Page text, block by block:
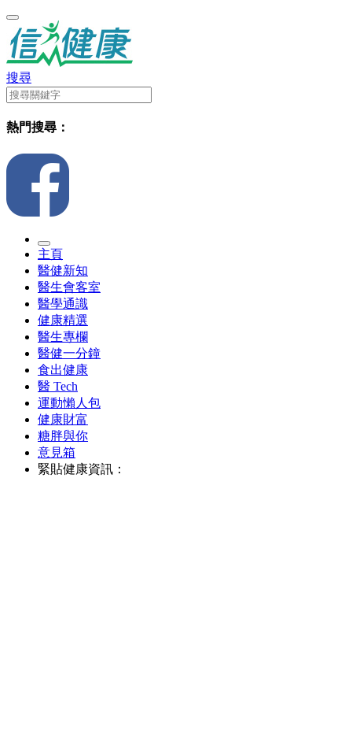
搜尋
熱門搜尋：
主頁
醫健新知
醫生會客室
醫學通識
健康精選
醫生專欄
醫健一分鐘
食出健康
醫 Tech
運動懶人包
健康財富
糖胖與你
意見箱
緊貼健康資訊：